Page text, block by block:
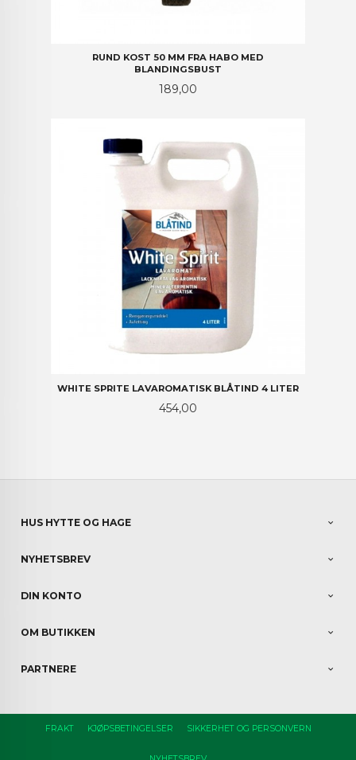
RUND KOST 50 MM FRA HABO MED
BLANDINGSBUST
Pris
189,00
WHITE SPRITE LAVAROMATISK BLÅTIND 4 LITER
Pris
454,00
HUS HYTTE OG HAGE
NYHETSBREV
DIN KONTO
OM BUTIKKEN
PARTNERE
FRAKT KJØPSBETINGELSER SIKKERHET OG PERSONVERN